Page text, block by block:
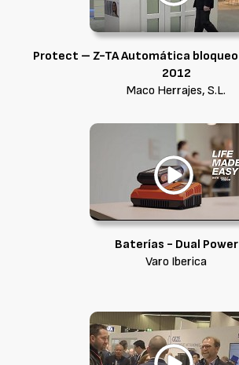
Protect – Z-TA Automática
2012
Maco Herrajes, S.L.
Baterías - Dual Power
Varo Iberica